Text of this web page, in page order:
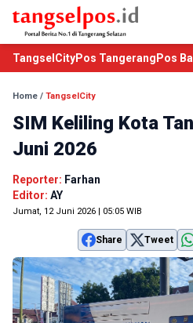
TangselCityPos Tangerang Pos
Home / TangselCity
SIM Keliling Kota
Juni 2026
Reporter: Farhan
Editor: AY
Jumat, 12 Juni 2026 | 05:05 WIB
Share Tweet